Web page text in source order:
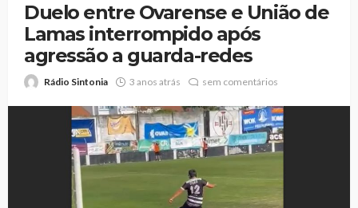
Duelo entre Ovarense e União de
Lamas interrompido após
agressão a guarda-redes
Rádio Sintonia 3 anos atrás sem comentários